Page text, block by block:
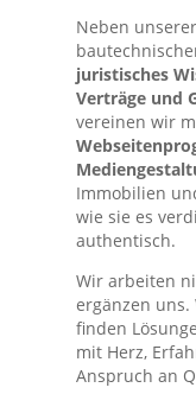
Neben
juristisches
Verträge und
vereinen wir
Immobilien
wie sie es
authentisch.
Wir arbeiten
ergänzen uns.
finden
mit Herz,
Anspruch an